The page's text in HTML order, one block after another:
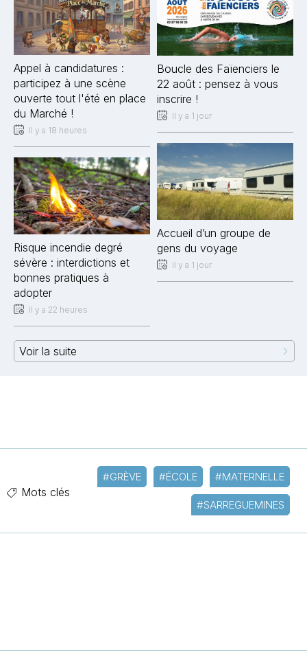
Appel à candidatures :
participez à une scène
ouverte tout l'été en place
du Marché !
Il y a 18 heures
Risque incendie degré
sévère : interdictions et
bonnes pratiques à
adopter
Il y a 22 heures
Boucle des Faïenciers le
22 août : pensez à vous
inscrire !
Il y a 1 jour
Accueil d’un groupe de
gens du voyage
Il y a 1 jour
Voir la suite
Mots clés
#GRÈVE #ÉCOLE #MATERNELLE
#SARREGUEMINES